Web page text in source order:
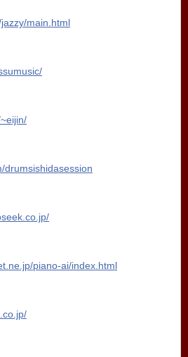
main.html
drumsishidasession
piano-ai/index.html